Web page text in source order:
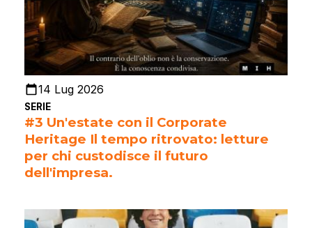
14 Lug 2026
SERIE
#3 Un'estate con il Corporate
Heritage Il tempo ritrovato: letture
per chi custodisce il futuro
dell'impresa.